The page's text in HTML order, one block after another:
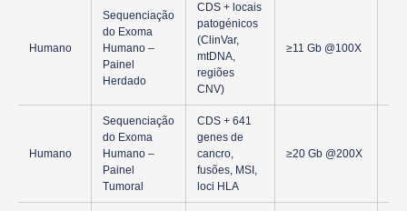
Humano
Sequenciação
do Exoma
Humano –
Painel
Herdado
CDS + locais
patogénicos
(ClinVar,
mtDNA,
regiões
CNV)
≥11 Gb @100X
Humano
Sequenciação
do Exoma
Humano –
Painel
Tumoral
CDS + 641
genes de
cancro,
fusões, MSI,
loci HLA
≥20 Gb @200X